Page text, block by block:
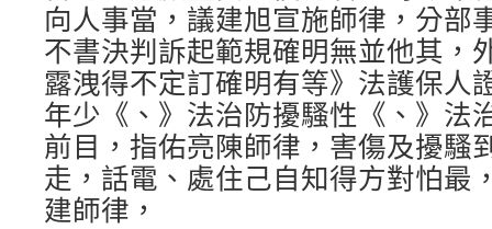
向人事當，議建旭宣施師律，分部
不書決判訴起範規確明無並他其，
露洩得不定訂確明有等》法護保人
年少《、》法治防擾騷性《、》法
前目，指佑亮陳師律，害傷及擾騷
走，話電、處住己自知得方對怕最
建師律，